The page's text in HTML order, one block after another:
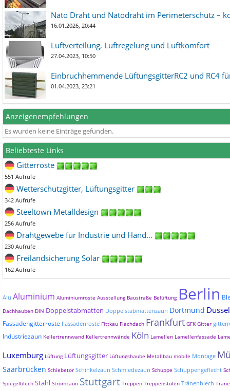
Nato Draht und Natodraht im Perimeterschutz –
16.01.2026, 20:44
Luftverteilung, Luftregelung und Luftkomfort
27.04.2023, 10:50
Einbruchhemmende LüftungsgitterRC2 und RC4
01.04.2023, 23:21
Anzeigenempfehlungen
Es wurden keine Einträge gefunden.
Beliebteste Links
Gitterroste
551 Aufrufe
Wetterschutzgitter, Lüftungsgitter
342 Aufrufe
Steeltown Metalldesign
256 Aufrufe
Drahtgewebe für Industrie und Hand…
230 Aufrufe
Freilandsicherung Solar
162 Aufrufe
Alu Aluminium Aluminiumroste Ausstellung Baustraße Belüftung Berlin
Dachhauben DIN Doppelstabmatten Doppelstabmattenzaun Dortmund
Fassadengitterroste Fassadenroste Fittkau Flachdach Frankfurt GFK Gitter
Industriezaun Kellertrennwand Kellertrennwände Köln Lamellen Lamellenfassade
Luxemburg Lüftung Lüftungsgitter Lüftungshaube Metallbau mobile Montage
Saarbrücken Schiebetor Schinkelzaun Schmiedezaun Schuppe Schuppengeflecht
Spiegelblech Stahl Stromzaun Stuttgart Treppen Treppenstufen Tränenblech